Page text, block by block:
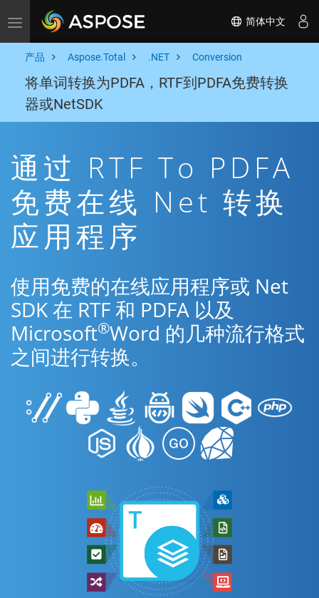
Toggle navigation 简体中文
产品 Aspose.Total .NET Conversion
将单词转换为PDFA，RTF到PDFA免费转换
器或NetSDK
通过 RTF To PDFA
免费在线 Net 转换
应用程序
使用免费的在线应用程序或 Net
SDK 在 RTF 和 PDFA 以及
Microsoft®Word 的几种流行格式
之间进行转换。